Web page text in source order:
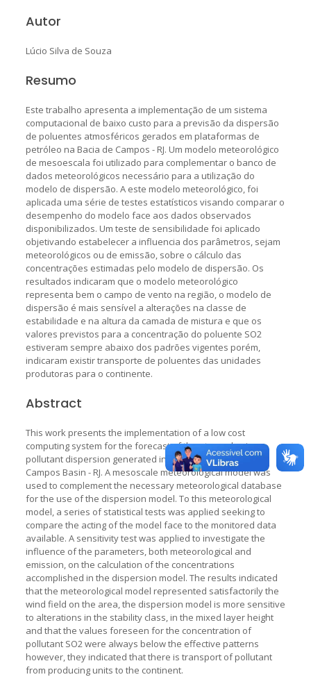
Autor
Lúcio Silva de Souza
Resumo
Este trabalho apresenta a implementação de um sistema
computacional de baixo custo para a previsão da dispersão
de poluentes atmosféricos gerados em plataformas de
petróleo na Bacia de Campos - RJ. Um modelo meteorológico
de mesoescala foi utilizado para complementar o banco de
dados meteorológicos necessário para a utilização do
modelo de dispersão. A este modelo meteorológico, foi
aplicada uma série de testes estatísticos visando comparar o
desempenho do modelo face aos dados observados
disponibilizados. Um teste de sensibilidade foi aplicado
objetivando estabelecer a influencia dos parâmetros, sejam
meteorológicos ou de emissão, sobre o cálculo das
concentrações estimadas pelo modelo de dispersão. Os
resultados indicaram que o modelo meteorológico
representa bem o campo de vento na região, o modelo de
dispersão é mais sensível a alterações na classe de
estabilidade e na altura da camada de mistura e que os
valores previstos para a concentração do poluente SO2
estiveram sempre abaixo dos padrões vigentes porém,
indicaram existir transporte de poluentes das unidades
produtoras para o continente.
Abstract
This work presents the implementation of a low cost
computing system for the forecast of the atmospheric
pollutant dispersion generated in petroleum platforms in
Campos Basin - RJ. A mesoscale meteorological model was
used to complement the necessary meteorological database
for the use of the dispersion model. To this meteorological
model, a series of statistical tests was applied seeking to
compare the acting of the model face to the monitored data
available. A sensitivity test was applied to investigate the
influence of the parameters, both meteorological and
emission, on the calculation of the concentrations
accomplished in the dispersion model. The results indicated
that the meteorological model represented satisfactorily the
wind field on the area, the dispersion model is more sensitive
to alterations in the stability class, in the mixed layer height
and that the values foreseen for the concentration of
pollutant SO2 were always below the effective patterns
however, they indicated that there is transport of pollutant
from producing units to the continent.